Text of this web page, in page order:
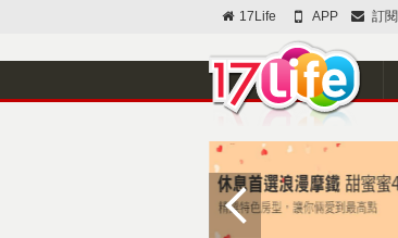
17Life APP 訂閱